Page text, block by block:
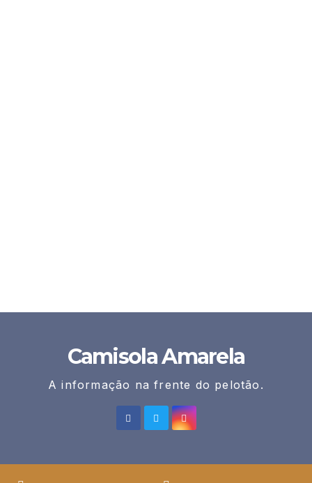
Camisola Amarela
A informação na frente do pelotão.